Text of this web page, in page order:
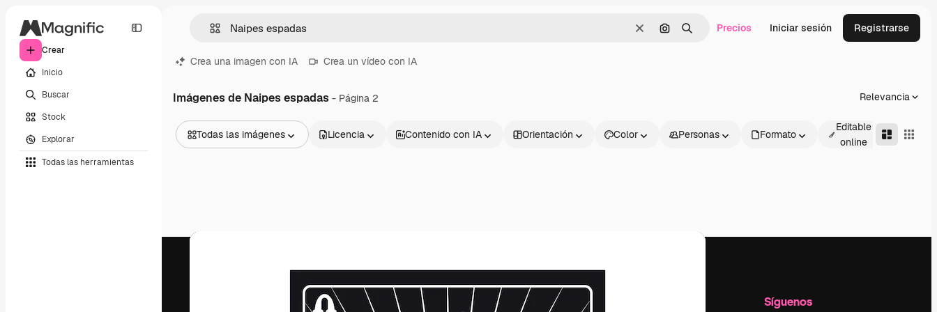
Crear
Inicio
Buscar
Stock
Explorar
Todas las herramientas
BorrarBuscar por imagen
BuscarPrecios Iniciar sesión Registrarse
Crea una imagen con IA Crea un vídeo con IA
Imágenes de Naipes espadas - Página 2 Relevancia
Todas las imágenes
Vídeos
Licencia Contenido con IA Orientación Color Personas Formato
Editable
online
Productos Información útil Síguenos